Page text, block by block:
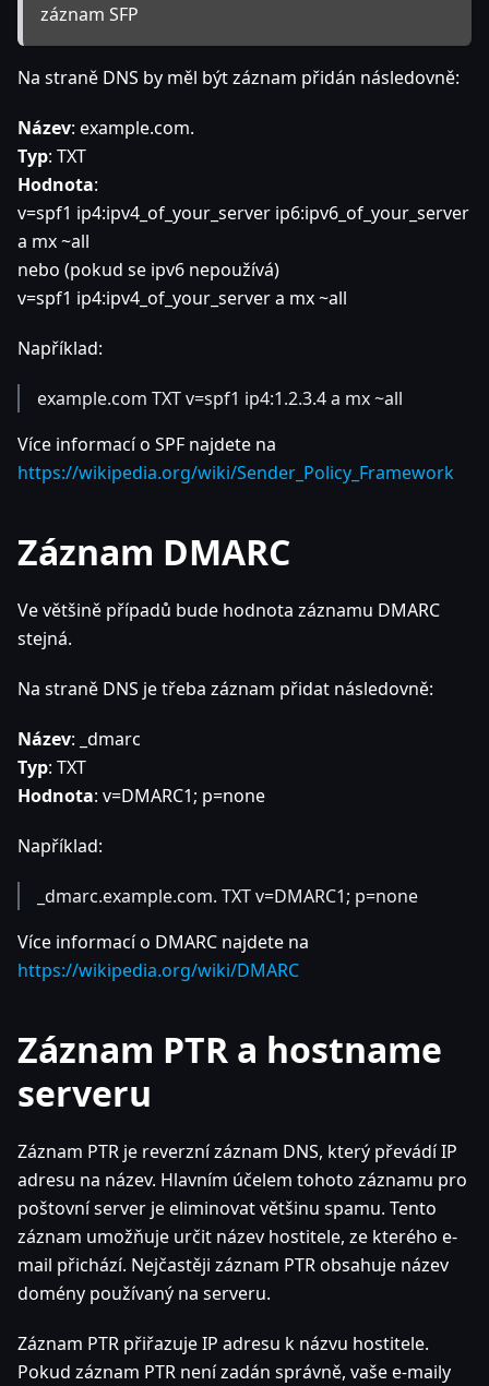
záznam SFP
Na straně DNS by měl být záznam přidán následovně:
Název: example.com.
Typ: TXT
Hodnota:
v=spf1 ip4:ipv4_of_your_server ip6:ipv6_of_your_server
a mx ~all
nebo (pokud se ipv6 nepoužívá)
v=spf1 ip4:ipv4_of_your_servera mx ~all
Například:
example.com TXT v=spf1 ip4:1.2.3.4 a mx ~all
Více informací o SPF najdete na
https://wikipedia.org/wiki/Sender_Policy_Framework
Záznam DMARC
Ve většině případů bude hodnota záznamu DMARC
stejná.
Na straně DNS je třeba záznam přidat následovně:
Název: _dmarc
Typ: TXT
Hodnota: v=DMARC1; p=none
Například:
_dmarc.example.com. TXT v=DMARC1; p=none
Více informací o DMARC najdete na
https://wikipedia.org/wiki/DMARC
Záznam PTR a hostname
serveru
Záznam PTR je reverzní záznam DNS, který převádí IP
adresu na název. Hlavním účelem tohoto záznamu pro
poštovní server je eliminovat většinu spamu. Tento
záznam umožňuje určit název hostitele, ze kterého e-
mail přichází. Nejčastěji záznam PTR obsahuje název
domény používaný na serveru.
Záznam PTR přiřazuje IP adresu k názvu hostitele.
Pokud záznam PTR není zadán správně, vaše e-maily